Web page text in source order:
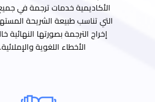
الأكاديمية خدمات ترجمة في
التي تناسب طبيعة الشريحة
إخراج الترجمة بصورتها النهائية
الأخطاء اللغوية والإملائية.